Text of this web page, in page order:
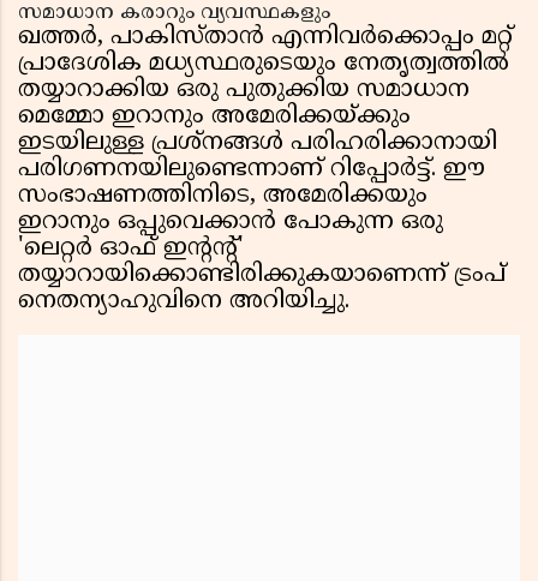
സമാധാന കരാറും വ്യവസ്ഥകളും
ഖത്തർ, പാകിസ്താൻ എന്നിവർക്കൊപ്പം മറ്റ്
പ്രാദേശിക മധ്യസ്ഥരുടെയും നേതൃത്വത്തിൽ
തയ്യാറാക്കിയ ഒരു പുതുക്കിയ സമാധാന
മെമ്മോ ഇറാനും അമേരിക്കയ്ക്കും
ഇടയിലുള്ള പ്രശ്നങ്ങൾ പരിഹരിക്കാനായി
പരിഗണനയിലുണ്ടെന്നാണ് റിപ്പോർട്ട്. ഈ
സംഭാഷണത്തിനിടെ, അമേരിക്കയും
ഇറാനും ഒപ്പുവെക്കാൻ പോകുന്ന ഒരു
'ലെറ്റർ ഓഫ് ഇൻ്റൻ്റ്'
തയ്യാറായിക്കൊണ്ടിരിക്കുകയാണെന്ന് ട്രംപ്
നെതന്യാഹുവിനെ അറിയിച്ചു.